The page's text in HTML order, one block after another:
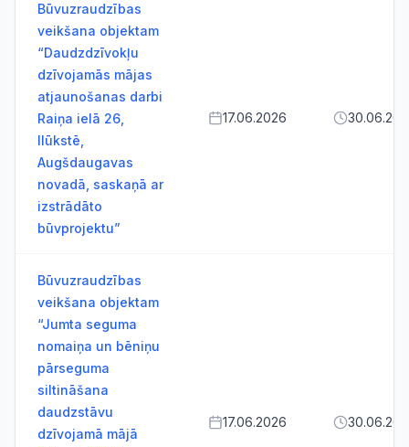
Būvuzraudzības
veikšana objektam
“Daudzdzīvokļu
dzīvojamās mājas
atjaunošanas darbi
Raiņa ielā 26,
Ilūkstē,
Augšdaugavas
novadā, saskaņā ar
izstrādāto
būvprojektu”
17.06.2026
Būvuzraudzības
veikšana objektam
“Jumta seguma
nomaiņa un bēniņu
pārseguma
siltināšana
daudzstāvu
dzīvojamā mājā
17.06.2026